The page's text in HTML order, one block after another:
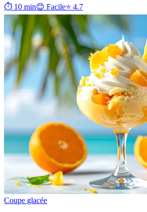
⏱ 10 min😊 Facile⭐ 4.7
Coupe glacée